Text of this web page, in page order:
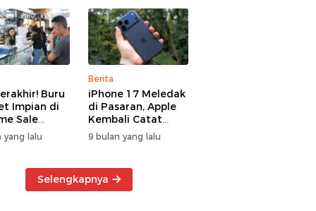
60 Tim
Diskon hingga
Rp1,75 Juta
Buru
Impian di
Sale
Manado
yang lalu
Berita
iPhone 17 Meledak
di Pasaran, Apple
Kembali Catat
Rekor Cuan Global
9 bulan yang lalu
Selengkapnya